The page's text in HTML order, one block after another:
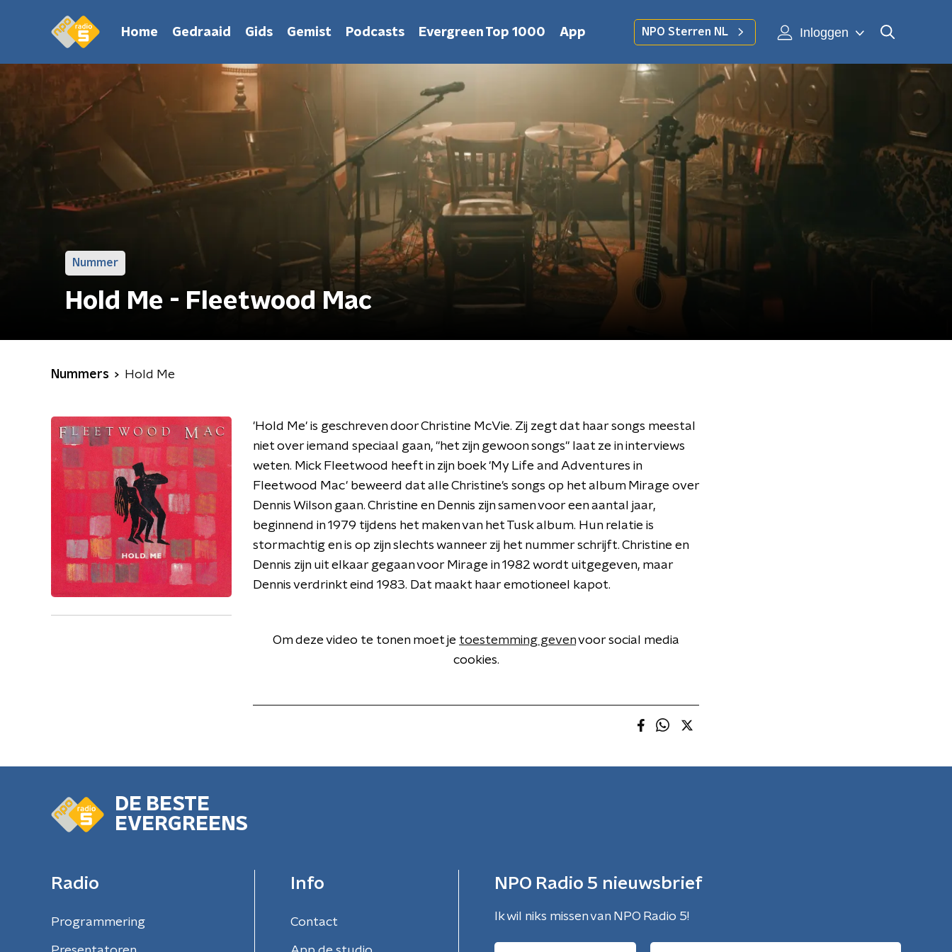
Home Gedraaid Gids Gemist Podcasts Evergreen Top 1000 App NPO Sterren NL Inloggen
Nummer
Hold Me - Fleetwood Mac
Nummers Hold Me
'Hold Me' is geschreven door Christine McVie. Zij zegt dat haar songs meestal
niet over iemand speciaal gaan, "het zijn gewoon songs" laat ze in interviews
weten. Mick Fleetwood heeft in zijn boek 'My Life and Adventures in
Fleetwood Mac' beweerd dat alle Christine's songs op het album Mirage over
Dennis Wilson gaan. Christine en Dennis zijn samen voor een aantal jaar,
beginnend in 1979 tijdens het maken van het Tusk album. Hun relatie is
stormachtig en is op zijn slechts wanneer zij het nummer schrijft. Christine en
Dennis zijn uit elkaar gegaan voor Mirage in 1982 wordt uitgegeven, maar
Dennis verdrinkt eind 1983. Dat maakt haar emotioneel kapot.
Om deze video te tonen moet je toestemming gevenvoor social media
cookies.
DE BESTE
EVERGREENS
Radio
Programmering
Info
Contact
NPO Radio 5 nieuwsbrief
Ik wil niks missen van NPO Radio 5!